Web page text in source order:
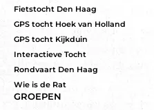
Fietstocht Den Haag
GPS tocht Hoek van Holland
GPS tocht Kijkduin
Interactieve Tocht
Rondvaart Den Haag
Wie is de Rat
GROEPEN